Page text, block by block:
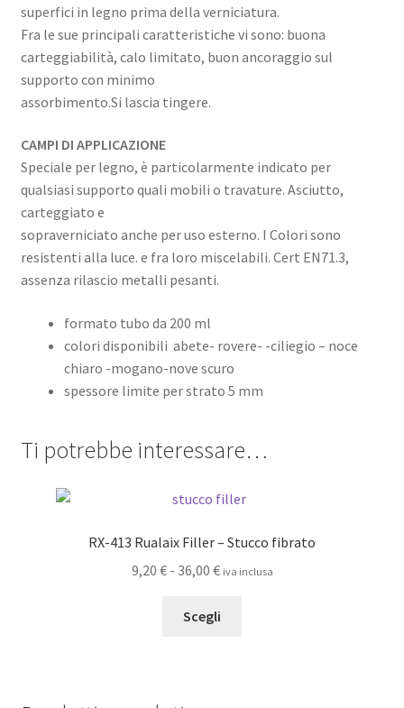
superfici in legno prima della verniciatura.
Fra le sue principali caratteristiche vi sono: buona
carteggiabilità, calo limitato, buon ancoraggio sul
supporto con minimo
assorbimento.Si lascia tingere.
CAMPI DI APPLICAZIONE
Speciale per legno, è particolarmente indicato per
qualsiasi supporto quali mobili o travature. Asciutto,
carteggiato e
sopraverniciato anche per uso esterno. I Colori sono
resistenti alla luce. e fra loro miscelabili. Cert EN71.3,
assenza rilascio metalli pesanti.
formato tubo da 200 ml
colori disponibili abete- rovere- -ciliegio – noce
chiaro -mogano-nove scuro
spessore limite per strato 5 mm
Ti potrebbe interessare…
RX-413 Rualaix Filler – Stucco fibrato
9,20 € - 36,00 €Fascia
prezzo:
iva inclusa
Scegli